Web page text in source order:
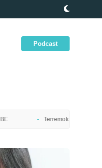
Podcast
7,7 atinge costa nordeste do